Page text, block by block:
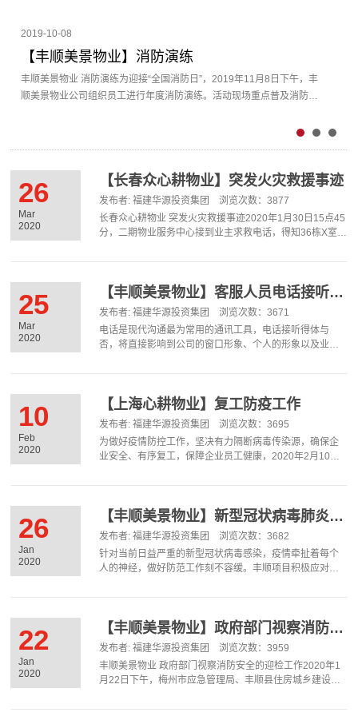
2019-10-08
【丰顺美景物业】消防演练
丰顺美景物业 消防演练为迎接“全国消防日”，2019年11月8日下午，丰
顺美景物业公司组织员工进行年度消防演练。活动现场重点普及消防安
请了业委会主任及个别业主代表一起参与。演练结束后，公司领导和业
26
Mar
2020
【长春众心耕物业】突发火灾救援事迹
发布者: 福建华源投资集团 浏览次数：3877
长春众心耕物业 突发火灾救援事迹2020年1月30日15点45
分，二期物业服务中心接到业主求救电话，得知36栋X室内
人员疏散、现场秩序维护的同时，及时将初期火势扑灭。
及初步勘察起火原因。该户业主为感谢物业帮助,在疫情好
转后于2020年3月26日来到二期服务中心赠送锦旗一面,对
物业表示诚挚的感谢。我们将持续做好客户服务，急…
25
Mar
2020
【丰顺美景物业】客服人员电话接听标准培训
发布者: 福建华源投资集团 浏览次数：3671
电话是现代沟通最为常用的通讯工具，电话接听得体与
否，将直接影响到公司的窗口形象、个人的形象以及业户
AB区客服人员分别进行电话接听标准作业流程培训，规范
针对业主提出的问题如何规范有效的记录、反馈和跟踪提
出要求。我们将持续规范、专业服务，不断提升服务品
质，提升公司形象。
10
Feb
2020
【上海心耕物业】复工防疫工作
发布者: 福建华源投资集团 浏览次数：3695
为做好疫情防控工作，坚决有力隔断病毒传染源，确保企
业安全、有序复工，保障企业员工健康，2020年2月10日
管理处安排专人值守对进入的人员/车辆进行测温与登记，
递人员一律不得进入。做好楼宇全面消毒，重点是电梯、
卫生间、走道等重点部位加大消毒频次，电梯按键定时更
换保鲜膜。做好疫情宣传，设置隔离区，如有异常及时上
26
Jan
2020
【丰顺美景物业】新型冠状病毒肺炎防范工作
发布者: 福建华源投资集团 浏览次数：3682
针对当前日益严重的新型冠状病毒感染，疫情牵扯着每个
人的神经，做好防范工作刻不容缓。丰顺项目积极应对，
梯、健身游乐设施、垃圾点等位置）；3.在业主群发送、公
示，提高业主防范意识；4.项目积极排查小区住户，发现近
期有从武汉返回人员或接触过武汉返回人员的住户，立马
上报政府有关部门，第一时间做好防范隔离措施。我们
22
Jan
2020
【丰顺美景物业】政府部门视察消防安全的迎检工作
发布者: 福建华源投资集团 浏览次数：3959
丰顺美景物业 政府部门视察消防安全的迎检工作2020年1
月22日下午，梅州市应急管理局、丰顺县住房城乡建设局